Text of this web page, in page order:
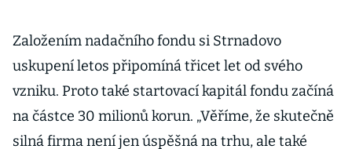
Založením nadačního fondu si Strnadovo
uskupení letos připomíná třicet let od svého
vzniku. Proto také startovací kapitál fondu začíná
na částce 30 milionů korun. „Věříme, že skutečně
silná firma není jen úspěšná na trhu, ale také